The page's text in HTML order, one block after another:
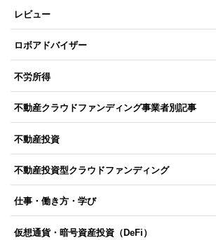
レビュー
ロボアドバイザー
不労所得
不動産クラウドファンディング事業者別記事
不動産投資
不動産投資型クラウドファンディング
仕事・働き方・学び
仮想通貨・暗号資産投資（DeFi）